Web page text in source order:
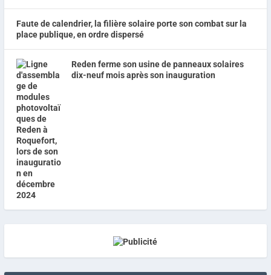
Faute de calendrier, la filière solaire porte son combat sur la
place publique, en ordre dispersé
Reden ferme son usine de panneaux solaires
dix-neuf mois après son inauguration